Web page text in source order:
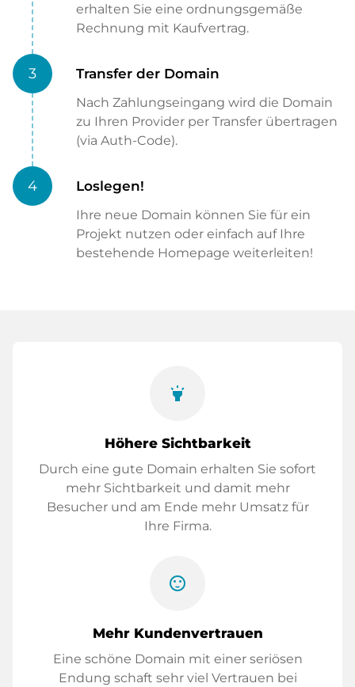
erhalten Sie eine ordnungsgemäße
Rechnung mit Kaufvertrag.
3 Transfer der Domain
Nach Zahlungseingang wird die Domain
zu Ihren Provider per Transfer übertragen
(via Auth-Code).
4 Loslegen!
Ihre neue Domain können Sie für ein
Projekt nutzen oder einfach auf Ihre
bestehende Homepage weiterleiten!
highlight
Höhere Sichtbarkeit
Durch eine gute Domain erhalten Sie sofort
mehr Sichtbarkeit und damit mehr
Besucher und am Ende mehr Umsatz für
Ihre Firma.
sentiment_satisfied
Mehr Kundenvertrauen
Eine schöne Domain mit einer seriösen
Endung schaft sehr viel Vertrauen bei